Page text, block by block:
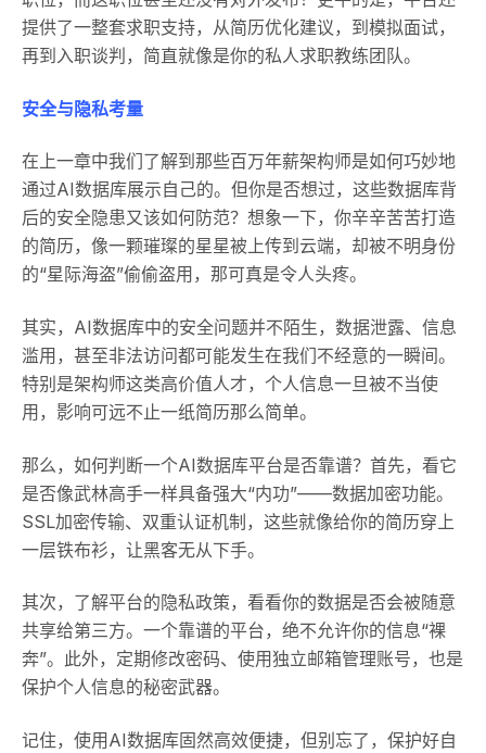
提供了一整套求职支持，从简历优化建议，到模拟面试，
再到入职谈判，简直就像是你的私人求职教练团队。
安全与隐私考量
在上一章中我们了解到那些百万年薪架构师是如何巧妙地
通过AI数据库展示自己的。但你是否想过，这些数据库背
后的安全隐患又该如何防范？想象一下，你辛辛苦苦打造
的简历，像一颗璀璨的星星被上传到云端，却被不明身份
的“星际海盗”偷偷盗用，那可真是令人头疼。
其实，AI数据库中的安全问题并不陌生，数据泄露、信息
滥用，甚至非法访问都可能发生在我们不经意的一瞬间。
特别是架构师这类高价值人才，个人信息一旦被不当使
用，影响可远不止一纸简历那么简单。
那么，如何判断一个AI数据库平台是否靠谱？首先，看它
是否像武林高手一样具备强大“内功”——数据加密功能。
SSL加密传输、双重认证机制，这些就像给你的简历穿上
一层铁布衫，让黑客无从下手。
其次，了解平台的隐私政策，看看你的数据是否会被随意
共享给第三方。一个靠谱的平台，绝不允许你的信息“裸
奔”。此外，定期修改密码、使用独立邮箱管理账号，也是
保护个人信息的秘密武器。
记住，使用AI数据库固然高效便捷，但别忘了，保护好自